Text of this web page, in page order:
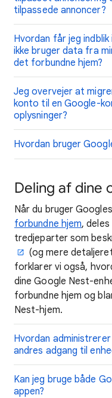
tilpassede annoncer?
Hvordan får jeg
ikke bruger data fra
det forbundne hjem?
Jeg overvejer at
konto til en Google-
oplysninger?
Hvordan bruger
Deling af dine
Når du bruger Googles
forbundne hjem, deles
tredjeparter som
(og mere
forklarer vi også,
dine Google Nest-
forbundne hjem og
Nest-hjem.
Hvordan
andres adgang til
Kan jeg bruge både
appen?